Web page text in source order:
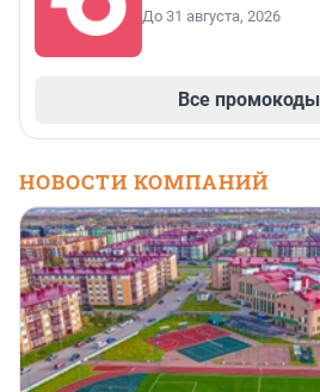
До 31 августа, 2026
Все промокоды
НОВОСТИ КОМПАНИЙ